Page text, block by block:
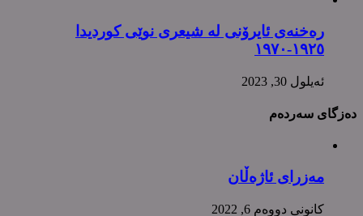
رەخنەی ئایرۆنی لە شیعری نوێی کوردیدا
١٩٢٥-١٩٧٠
ئه‌یلول 30, 2023
دەزگای سەردەم
مەزرای ئاژەڵان
كانونی دووه‌م 6, 2022